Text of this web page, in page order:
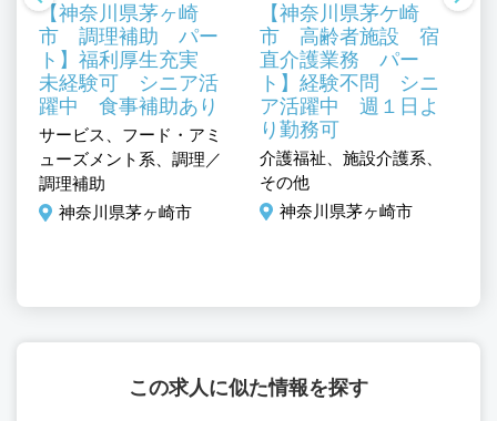
【神奈川県茅ヶ崎
市 調理補助 パー
ト】福利厚生充実
未経験可 シニア活
躍中 食事補助あり
サービス、フード・アミ
ューズメント系、調理／
調理補助
神奈川県茅ヶ崎市
【神奈川県茅ケ崎
市 高齢者施設 宿
直介護業務 パー
ト】経験不問 シニ
ア活躍中 週１日よ
り勤務可
介護福祉、施設介護系、
その他
神奈川県茅ヶ崎市
この求人に似た情報を探す